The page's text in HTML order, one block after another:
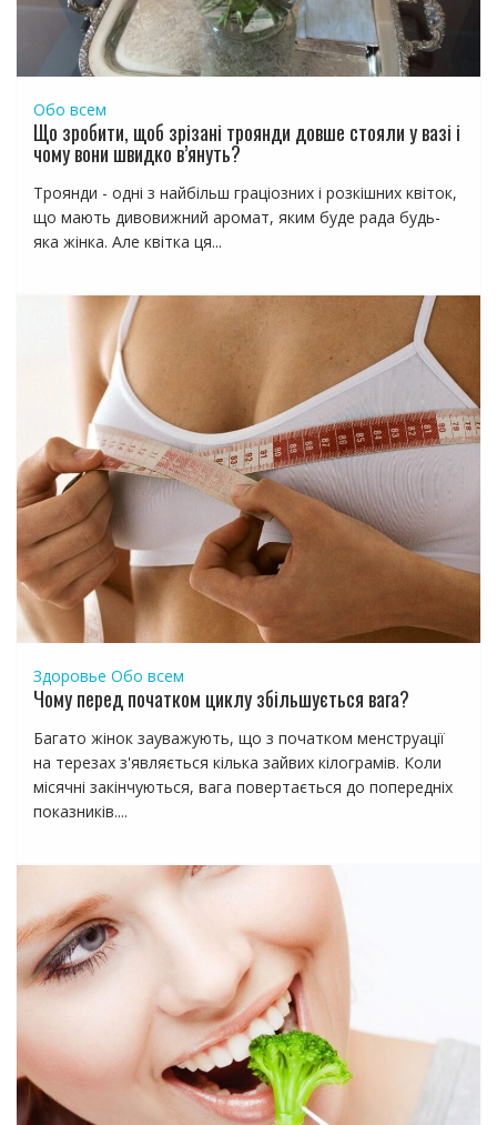
Обо всем
Що зробити, щоб зрізані троянди довше стояли у вазі і
чому вони швидко в’януть?
Троянди - одні з найбільш граціозних і розкішних квіток,
що мають дивовижний аромат, яким буде рада будь-
яка жінка. Але квітка ця...
Здоровье Обо всем
Чому перед початком циклу збільшується вага?
Багато жінок зауважують, що з початком менструації
на терезах з'являється кілька зайвих кілограмів. Коли
місячні закінчуються, вага повертається до попередніх
показників....